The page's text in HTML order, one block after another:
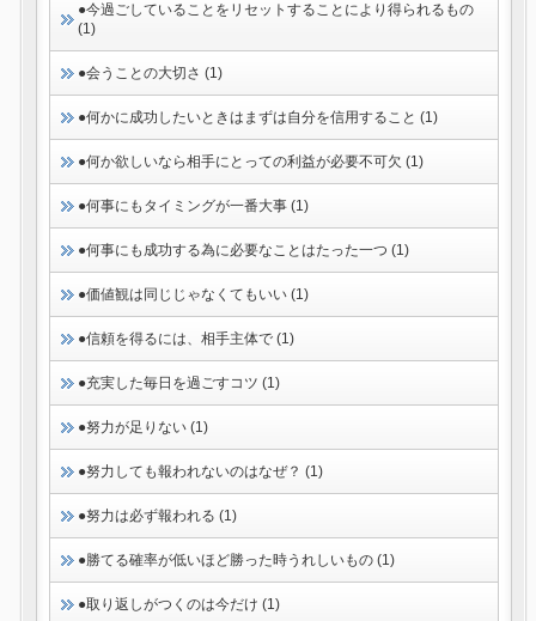
●今過ごしていることをリセットすることにより得られるもの
(1)
●会うことの大切さ (1)
●何かに成功したいときはまずは自分を信用すること (1)
●何か欲しいなら相手にとっての利益が必要不可欠 (1)
●何事にもタイミングが一番大事 (1)
●何事にも成功する為に必要なことはたった一つ (1)
●価値観は同じじゃなくてもいい (1)
●信頼を得るには、相手主体で (1)
●充実した毎日を過ごすコツ (1)
●努力が足りない (1)
●努力しても報われないのはなぜ？ (1)
●努力は必ず報われる (1)
●勝てる確率が低いほど勝った時うれしいもの (1)
●取り返しがつくのは今だけ (1)